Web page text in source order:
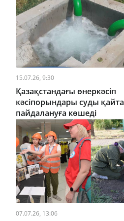
15.07.26, 9:30
Қазақстандағы өнеркәсіп
кәсіпорындары суды қайта
пайдалануға көшеді
07.07.26, 13:06